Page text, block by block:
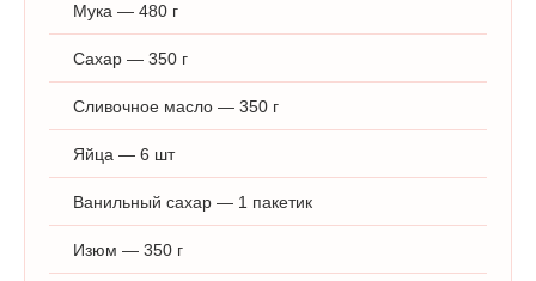
Мука — 480 г
Сахар — 350 г
Сливочное масло — 350 г
Яйца — 6 шт
Ванильный сахар — 1 пакетик
Изюм — 350 г